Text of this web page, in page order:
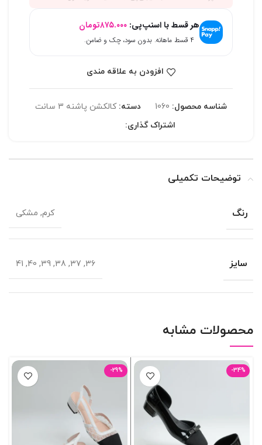
هر قسط با اسنپ‌پی: ۸۷۵.۰۰۰تومان
۴ قسط ماهانه. بدون سود، چک و ضامن.
افزودن به علاقه مندی
شناسه محصول: 1060 دسته: کالکشن پاشنه 3 سانت
اشتراک گذاری:
توضیحات تکمیلی
رنگ کرم, مشکی
سایز 36, 37, 38, 39, 40, 41
محصولات مشابه
-34%
-29%